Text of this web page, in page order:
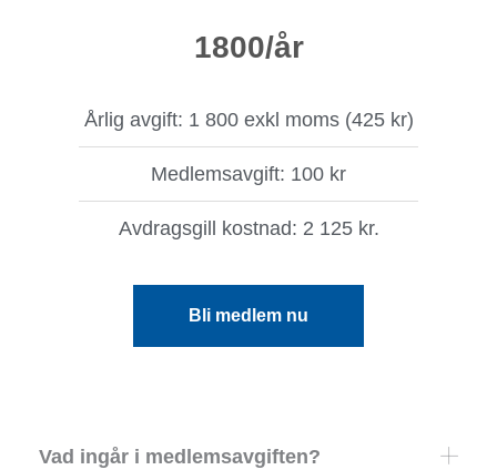
1800/år
Årlig avgift: 1 800 exkl moms (425 kr)
Medlemsavgift: 100 kr
Avdragsgill kostnad: 2 125 kr.
Bli medlem nu
Vad ingår i medlemsavgiften?